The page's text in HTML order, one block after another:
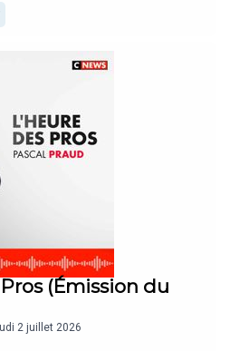
(Émission du
2 juillet 2026